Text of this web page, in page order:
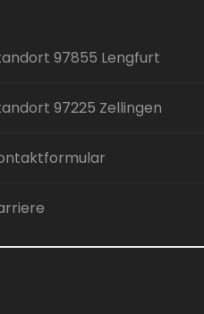
97855 Lengfurt
97225 Zellingen